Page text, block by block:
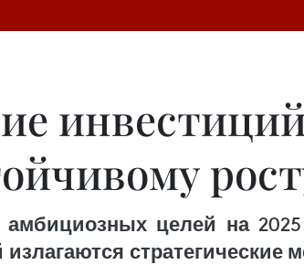
амбициозных целей на
излагаются